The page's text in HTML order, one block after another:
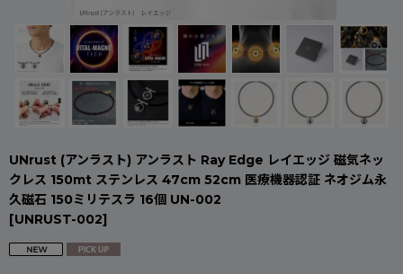
UNrust (アンラスト) アンラスト Ray Edge レイエッジ 磁気ネッ
クレス 150mt ステンレス 47cm 52cm 医療機器認証 ネオジム永
久磁石 150ミリテスラ 16個 UN-002
[UNRUST-002]